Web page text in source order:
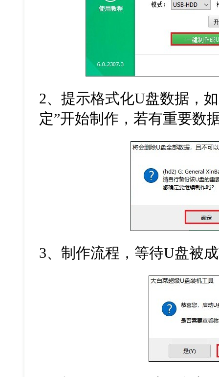
2、提示格式化U盘数据，
定”开始制作，若有重要数
3、制作流程，等待U盘被